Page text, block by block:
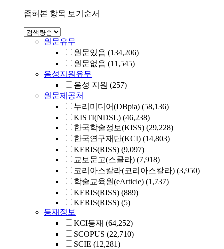
좁혀본 항목 보기순서
원문유무
원문있음 (134,206)
원문없음 (11,545)
음성지원유무
음성 지원 (257)
원문제공처
누리미디어(DBpia) (58,136)
KISTI(NDSL) (46,238)
한국학술정보(KISS) (29,228)
한국연구재단(KCI) (14,803)
KERIS(RISS) (9,097)
교보문고(스콜라) (7,918)
코리아스칼라(코리아스칼라) (3,950)
학술교육원(eArticle) (1,737)
KERIS(RISS) (889)
KERIS(RISS) (5)
등재정보
KCI등재 (64,252)
SCOPUS (22,710)
SCIE (12,281)